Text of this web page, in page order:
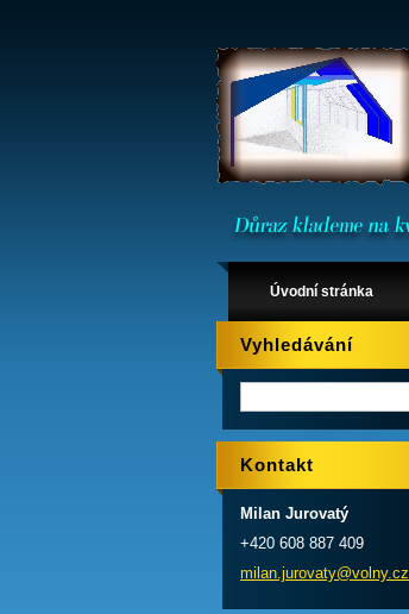
Úvodní stránka
Vyhledávání
Kontakt
Milan Jurovatý
+420 608 887 409
milan.jurovaty@volny.cz